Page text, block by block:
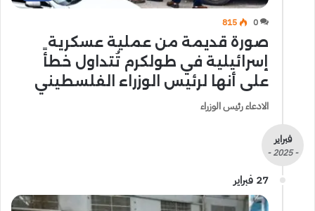
0
815
صورة قديمة من عملية عسكرية
إسرائيلية في طولكرم تُتداول خطأً
على أنها لرئيس الوزراء الفلسطيني
الادعاء رئيس الوزراء
فبراير
- 2025 -
27 فبراير